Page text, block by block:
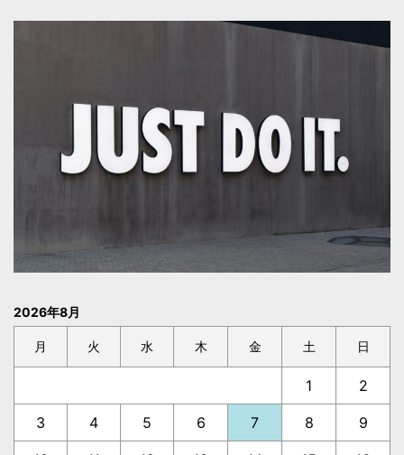
2026年8月
月 火 水 木 金 土 日
1 2
3 4 5 6 7 8 9